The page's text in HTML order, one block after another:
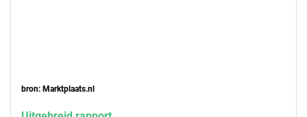
bron: Marktplaats.nl